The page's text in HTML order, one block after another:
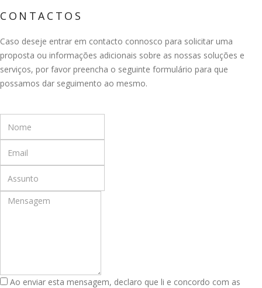
CONTACTOS
Caso deseje entrar em contacto connosco para solicitar uma
proposta ou informações adicionais sobre as nossas soluções e
serviços, por favor preencha o seguinte formulário para que
possamos dar seguimento ao mesmo.
Ao enviar esta mensagem, declaro que li e concordo com as